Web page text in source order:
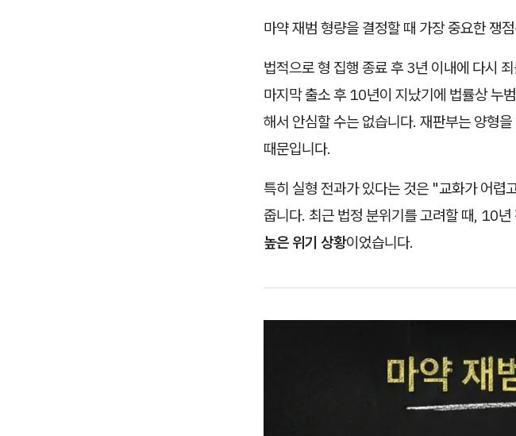
마약 재범 형량을 결정할 때 가장 중요한 쟁
법적으로 형 집행 종료 후 3년 이내에 다시
마지막 출소 후 10년이 지났기에 법률상 누
해서 안심할 수는 없습니다. 재판부는 양형
때문입니다.
특히 실형 전과가 있다는 것은 "교화가 어렵
줍니다. 최근 법정 분위기를 고려할 때, 10년
높은 위기 상황이었습니다.